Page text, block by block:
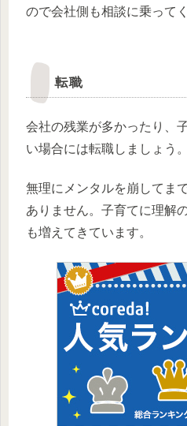
ので会社側も相談に乗って
転職
会社の残業が多かったり、
い場合には転職しましょう。
無理にメンタルを崩してま
ありません。子育てに理解
も増えてきています。